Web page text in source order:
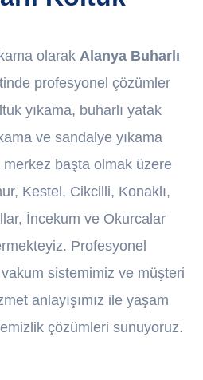
olarak Alanya Buharlı
profesyonel çözümler
yıkama, buharlı yatak
ve sandalye yıkama
başta olmak üzere
Kestel, Cikcilli, Konaklı,
İncekum ve Okurcalar
Profesyonel
sistemimiz ve müşteri
anlayışımız ile yaşam
çözümleri sunuyoruz.